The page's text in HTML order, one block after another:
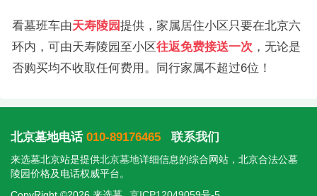
看墓班车由天寿陵园提供，家属居住小区只要在北京六
环内，可由天寿陵园至小区往返免费接送一次 ，无论是
否购买均不收取任何费用。同行家属不超过6位！
北京墓地电话 010-89176465 联系我们
来选墓北京站是提供北京墓地详细信息的综合网站，北京合法公墓
陵园价格及电话权威平台。